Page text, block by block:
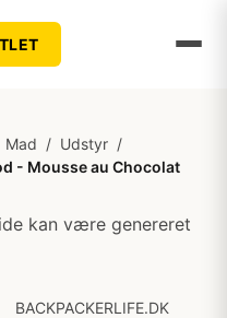
Mad / Udstyr /
- Mousse au Chocolat
kan være genereret
BACKPACKERLIFE.DK